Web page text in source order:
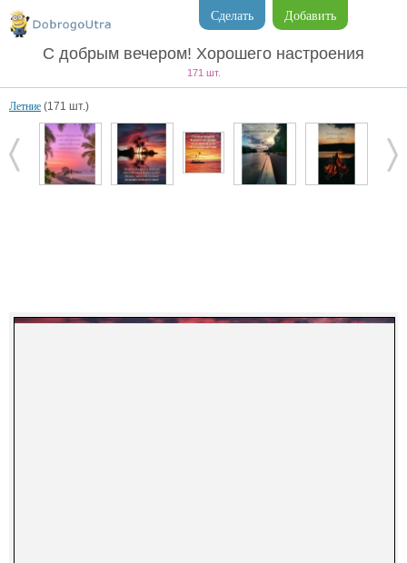
Добавить
Сделать
С добрым вечером! Хорошего настроения
171 шт.
Летние (171 шт.)